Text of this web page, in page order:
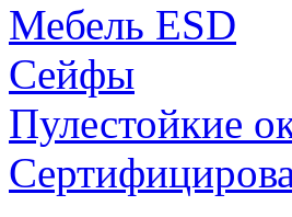
Мебель ESD
Сейфы
Пулестойкие